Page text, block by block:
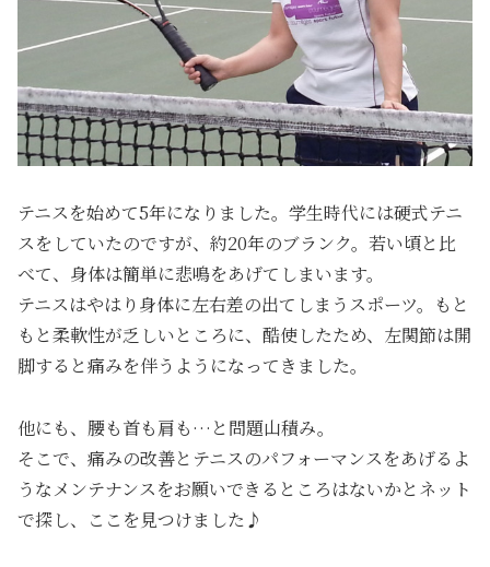
テニスを始めて5年になりました。学生時代には硬式テニ
スをしていたのですが、約20年のブランク。若い頃と比
べて、身体は簡単に悲鳴をあげてしまいます。
テニスはやはり身体に左右差の出てしまうスポーツ。もと
もと柔軟性が乏しいところに、酷使したため、左関節は開
脚すると痛みを伴うようになってきました。
他にも、腰も首も肩も…と問題山積み。
そこで、痛みの改善とテニスのパフォーマンスをあげるよ
うなメンテナンスをお願いできるところはないかとネット
で探し、ここを見つけました♪